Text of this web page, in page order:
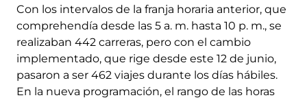
Con los intervalos de la franja horaria anterior, que
comprehendía desde las 5 a. m. hasta 10 p. m., se
realizaban 442 carreras, pero con el cambio
implementado, que rige desde este 12 de junio,
pasaron a ser 462 viajes durante los días hábiles.
En la nueva programación, el rango de las horas